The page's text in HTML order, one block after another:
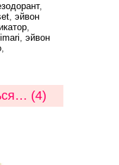
,
, эйвон
,
, эйвон
,
(4)